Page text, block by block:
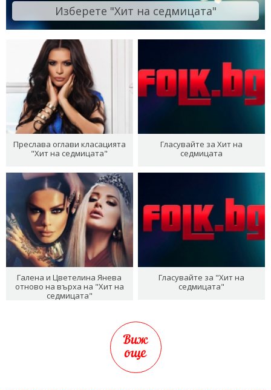
Изберете "Хит на седмицата"
Преслава оглави класацията
"Хит на седмицата"
Гласувайте за Хит на
седмицата
Галена и Цветелина Янева
отново на върха на "Хит на
седмицата"
Гласувайте за "Хит на
седмицата"
Виж
още